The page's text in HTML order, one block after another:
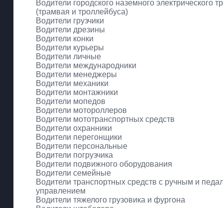
Водители городского наземного электрического
(трамвая и троллейбуса)
Водители грузчики
Водители дрезины
Водители конки
Водители курьеры
Водители личные
Водители международники
Водители менеджеры
Водители механики
Водители монтажники
Водители мопедов
Водители мотороллеров
Водители мототранспортных средств
Водители охранники
Водители перегонщики
Водители персональные
Водители погрузчика
Водители подвижного оборудования
Водители семейные
Водители транспортных средств с ручным и
управлением
Водители тяжелого грузовика и фургона